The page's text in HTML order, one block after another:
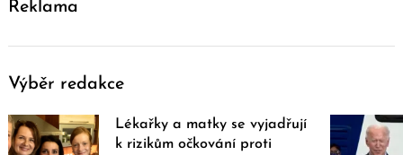
Reklama
Výběr redakce
Lékařky a matky se vyjadřují
k rizikům očkování proti